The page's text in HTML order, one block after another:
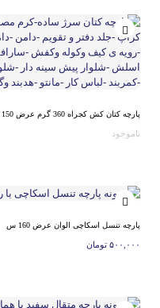
پارچه کتان کش کجراه 360 گرم عرض 150 س م
ناموجود
پارچه تنسل اسکاچی الوان عرض 160 س
۵۰۰,۰۰۰ تومان